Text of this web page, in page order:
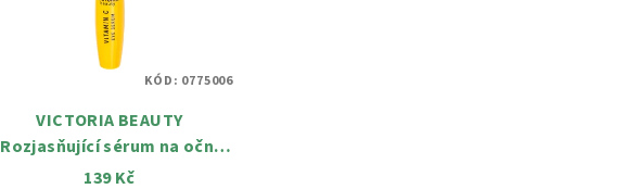
VICTORIA BEAUTY
Rozjasňující sérum na oční
kontury s vitamínem C a
139 Kč
KÓD: 0775006